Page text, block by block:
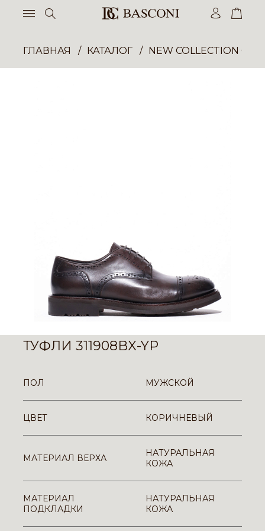
ГЛАВНАЯ КАТАЛОГ NEW COLLECTION
ТУФЛИ 311908BX-YP
ПОЛ МУЖСКОЙ
ЦВЕТ КОРИЧНЕВЫЙ
МАТЕРИАЛ ВЕРХА
НАТУРАЛЬНАЯ
КОЖА
МАТЕРИАЛ
ПОДКЛАДКИ
НАТУРАЛЬНАЯ
КОЖА